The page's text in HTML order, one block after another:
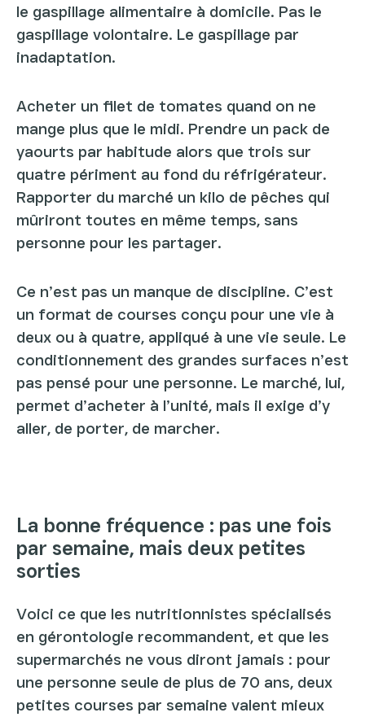
le gaspillage alimentaire à domicile. Pas le
gaspillage volontaire. Le gaspillage par
inadaptation.
Acheter un filet de tomates quand on ne
mange plus que le midi. Prendre un pack de
yaourts par habitude alors que trois sur
quatre périment au fond du réfrigérateur.
Rapporter du marché un kilo de pêches qui
mûriront toutes en même temps, sans
personne pour les partager.
Ce n’est pas un manque de discipline. C’est
un format de courses conçu pour une vie à
deux ou à quatre, appliqué à une vie seule. Le
conditionnement des grandes surfaces n’est
pas pensé pour une personne. Le marché, lui,
permet d’acheter à l’unité, mais il exige d’y
aller, de porter, de marcher.
La bonne fréquence : pas une fois
par semaine, mais deux petites
sorties
Voici ce que les nutritionnistes spécialisés
en gérontologie recommandent, et que les
supermarchés ne vous diront jamais : pour
une personne seule de plus de 70 ans, deux
petites courses par semaine valent mieux